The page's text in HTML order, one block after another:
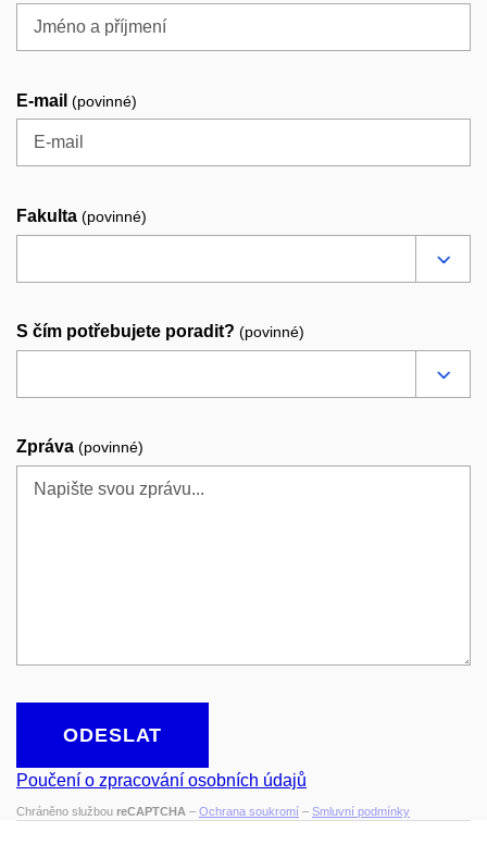
E-mail (povinné)
Fakulta (povinné)
S čím potřebujete poradit? (povinné)
Zpráva (povinné)
ODESLAT
Poučení o zpracování osobních údajů
Chráněno službou reCAPTCHA – Ochrana soukromí – Smluvní podmínky